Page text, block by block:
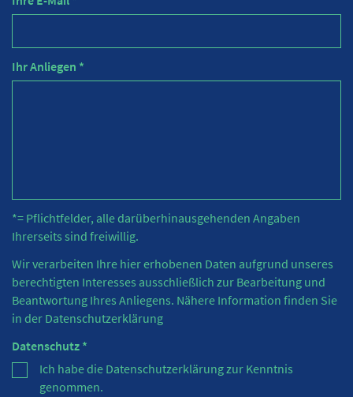
Ihr Anliegen *
*= Pflichtfelder, alle darüberhinausgehenden Angaben
Ihrerseits sind freiwillig.
Wir verarbeiten Ihre hier erhobenen Daten aufgrund unseres
berechtigten Interesses ausschließlich zur Bearbeitung und
Beantwortung Ihres Anliegens. Nähere Information finden Sie
in der Datenschutzerklärung
Datenschutz *
Ich habe die Datenschutzerklärung zur Kenntnis
genommen.